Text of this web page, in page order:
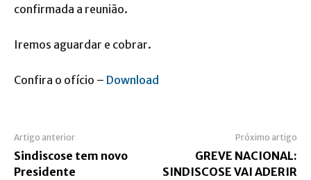
confirmada a reunião.
Iremos aguardar e cobrar.
Confira o ofício – Download
Artigo anterior
Sindiscose tem novo
Presidente
Próximo artigo
GREVE NACIONAL:
SINDISCOSE VAI ADERIR